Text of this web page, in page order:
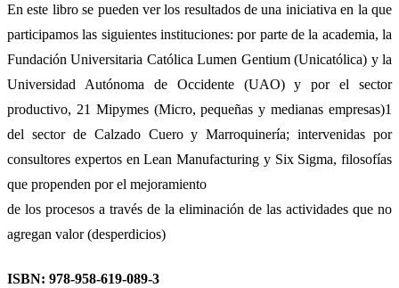
En este libro se pueden ver los resultados de una iniciativa en la que
participamos las siguientes instituciones: por parte de la academia, la
Fundación Universitaria Católica Lumen Gentium (Unicatólica) y la
Universidad Autónoma de Occidente (UAO) y por el sector
productivo, 21 Mipymes (Micro, pequeñas y medianas empresas)1
del sector de Calzado Cuero y Marroquinería; intervenidas por
consultores expertos en Lean Manufacturing y Six Sigma, filosofías
que propenden por el mejoramiento
de los procesos a través de la eliminación de las actividades que no
agregan valor (desperdicios)
ISBN: 978-958-619-089-3